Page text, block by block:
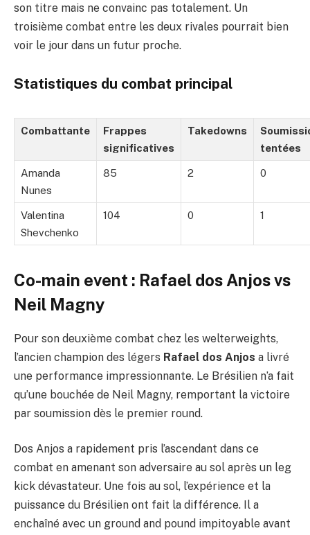
son titre mais ne convainc pas totalement. Un
troisième combat entre les deux rivales pourrait bien
voir le jour dans un futur proche.
Statistiques du combat principal
Combattante
Frappes
significatives
Takedowns
tentées
Amanda
Nunes
85 2 0
Valentina
Shevchenko
104 0 1
Co-main event : Rafael dos Anjos vs
Neil Magny
Pour son deuxième combat chez les welterweights,
l’ancien champion des légers Rafael dos Anjos a livré
une performance impressionnante. Le Brésilien n’a fait
qu’une bouchée de Neil Magny, remportant la victoire
par soumission dès le premier round.
Dos Anjos a rapidement pris l’ascendant dans ce
combat en amenant son adversaire au sol après un leg
kick dévastateur. Une fois au sol, l’expérience et la
puissance du Brésilien ont fait la différence. Il a
enchaîné avec un ground and pound impitoyable avant